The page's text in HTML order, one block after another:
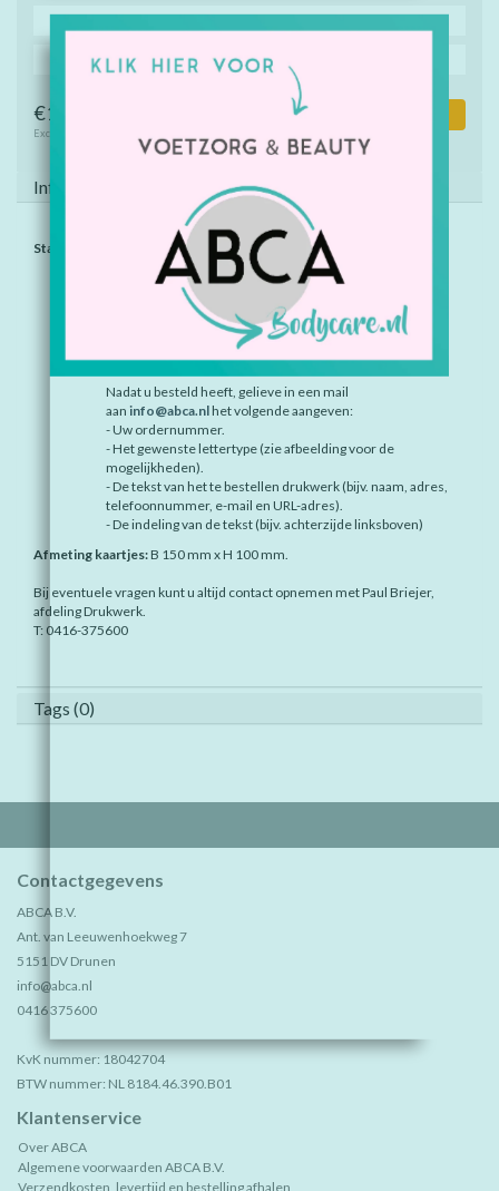
Koop 3 voor €73,67 per stuk en bespaar 45%
€134,00
Excl. btw
Toevoegen aan winkelwagen
Informatie
Stappenplan:
Bepaal het artikelnummer van het te bestellen drukwerk
(bijv. AK 001)
Bepaal de kleur (bijv. 20 blauw).
Kies het aantal dat u wilt bestellen en plaats in de
Nadat u besteld heeft, gelieve in een mail
aan info@abca.nl het volgende aangeven:
- Uw ordernummer.
- Het gewenste lettertype (zie afbeelding voor de
mogelijkheden).
- De tekst van het te bestellen drukwerk (bijv. naam, adres,
telefoonnummer, e-mail en URL-adres).
- De indeling van de tekst (bijv. achterzijde linksboven)
Afmeting kaartjes: B 150 mm x H 100 mm.
Bij eventuele vragen kunt u altijd contact opnemen met Paul Briejer,
afdeling Drukwerk.
T: 0416-375600
Tags (0)
Contactgegevens
ABCA B.V.
Ant. van Leeuwenhoekweg 7
5151 DV Drunen
info@abca.nl
0416 375600
KvK nummer: 18042704
BTW nummer: NL 8184.46.390.B01
Klantenservice
Over ABCA
Algemene voorwaarden ABCA B.V.
Verzendkosten, levertijd en bestelling afhalen